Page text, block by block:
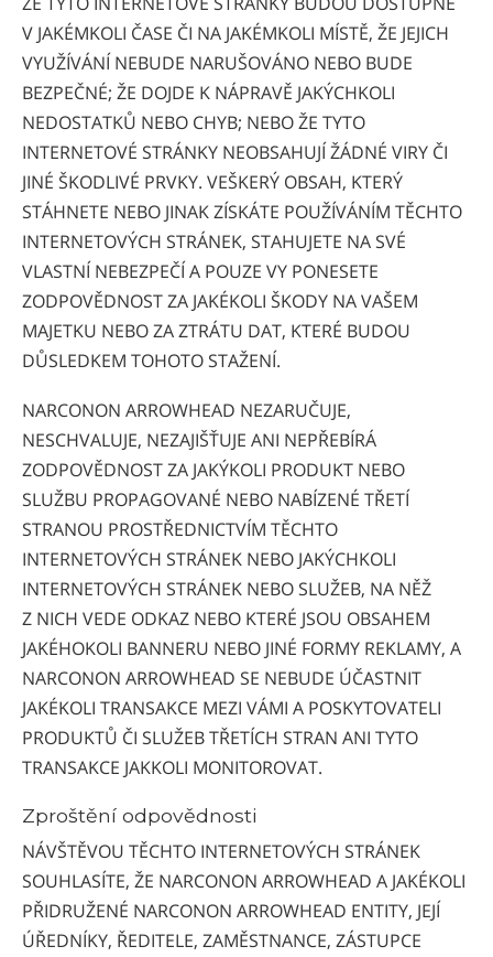
V JAKÉMKOLI ČASE ČI NA JAKÉMKOLI MÍSTĚ, ŽE JEJICH
VYUŽÍVÁNÍ NEBUDE NARUŠOVÁNO NEBO BUDE
BEZPEČNÉ; ŽE DOJDE K NÁPRAVĚ JAKÝCHKOLI
NEDOSTATKŮ NEBO CHYB; NEBO ŽE TYTO
INTERNETOVÉ STRÁNKY NEOBSAHUJÍ ŽÁDNÉ VIRY ČI
JINÉ ŠKODLIVÉ PRVKY. VEŠKERÝ OBSAH, KTERÝ
STÁHNETE NEBO JINAK ZÍSKÁTE POUŽÍVÁNÍM TĚCHTO
INTERNETOVÝCH STRÁNEK, STAHUJETE NA SVÉ
VLASTNÍ NEBEZPEČÍ A POUZE VY PONESETE
ZODPOVĚDNOST ZA JAKÉKOLI ŠKODY NA VAŠEM
MAJETKU NEBO ZA ZTRÁTU DAT, KTERÉ BUDOU
DŮSLEDKEM TOHOTO STAŽENÍ.
NARCONON ARROWHEAD NEZARUČUJE,
NESCHVALUJE, NEZAJIŠŤUJE ANI NEPŘEBÍRÁ
ZODPOVĚDNOST ZA JAKÝKOLI PRODUKT NEBO
SLUŽBU PROPAGOVANÉ NEBO NABÍZENÉ TŘETÍ
STRANOU PROSTŘEDNICTVÍM TĚCHTO
INTERNETOVÝCH STRÁNEK NEBO JAKÝCHKOLI
INTERNETOVÝCH STRÁNEK NEBO SLUŽEB, NA NĚŽ
Z NICH VEDE ODKAZ NEBO KTERÉ JSOU OBSAHEM
JAKÉHOKOLI BANNERU NEBO JINÉ FORMY REKLAMY, A
NARCONON ARROWHEAD SE NEBUDE ÚČASTNIT
JAKÉKOLI TRANSAKCE MEZI VÁMI A POSKYTOVATELI
PRODUKTŮ ČI SLUŽEB TŘETÍCH STRAN ANI TYTO
TRANSAKCE JAKKOLI MONITOROVAT.
Zproštění odpovědnosti
NÁVŠTĚVOU TĚCHTO INTERNETOVÝCH STRÁNEK
SOUHLASÍTE, ŽE NARCONON ARROWHEAD A JAKÉKOLI
PŘIDRUŽENÉ NARCONON ARROWHEAD ENTITY, JEJÍ
ÚŘEDNÍKY, ŘEDITELE, ZAMĚSTNANCE, ZÁSTUPCE